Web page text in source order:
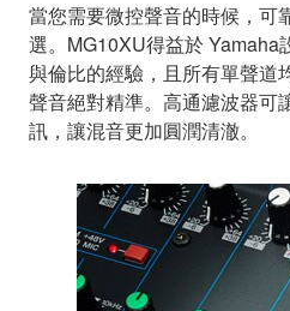
當您需要微控聲音的時候，可
選。MG10XU得益於 Yamaha
與倫比的經驗，且所有單聲道
聲音絕對精準。高通濾波器可
訊，讓混音更加圓潤清澈。